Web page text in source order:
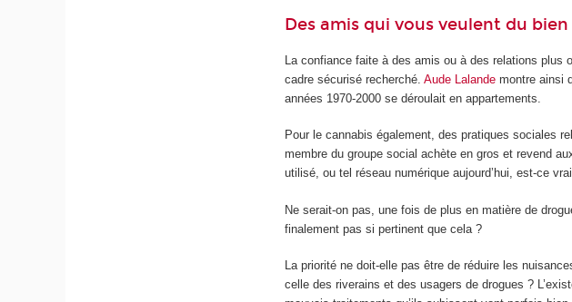
Des amis qui vous veulent du bien
La confiance faite à des amis ou à des relations
cadre sécurisé recherché.Aude Lalande montre ainsi
années 1970-2000 se déroulait en appartements.
Pour le cannabis également, des pratiques sociales
membre du groupe social achète en gros et revend
utilisé, ou tel réseau numérique aujourd’hui, est-ce
Ne serait-on pas, une fois de plus en matière de
finalement pas si pertinent que cela ?
La priorité ne doit-elle pas être de réduire les
celle des riverains et des usagers de drogues ?